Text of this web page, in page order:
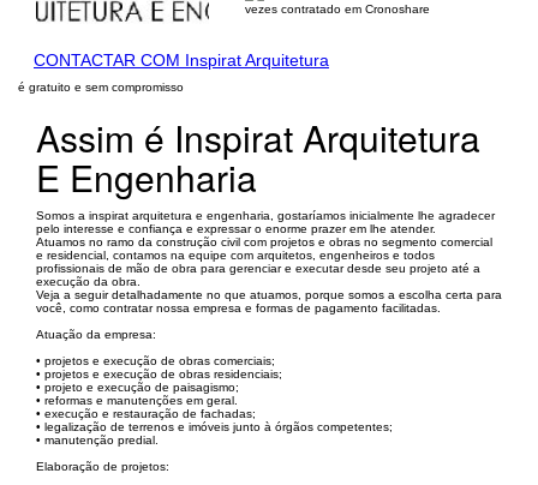
vezes contratado em Cronoshare
CONTACTAR COM Inspirat Arquitetura
é gratuito e sem compromisso
Assim é Inspirat Arquitetura
E Engenharia
Somos a inspirat arquitetura e engenharia, gostaríamos inicialmente lhe agradecer
pelo interesse e confiança e expressar o enorme prazer em lhe atender.
Atuamos no ramo da construção civil com projetos e obras no segmento comercial
e residencial, contamos na equipe com arquitetos, engenheiros e todos
profissionais de mão de obra para gerenciar e executar desde seu projeto até a
execução da obra.
Veja a seguir detalhadamente no que atuamos, porque somos a escolha certa para
você, como contratar nossa empresa e formas de pagamento facilitadas.
Atuação da empresa:
• projetos e execução de obras comerciais;
• projetos e execução de obras residenciais;
• projeto e execução de paisagismo;
• reformas e manutenções em geral.
• execução e restauração de fachadas;
• legalização de terrenos e imóveis junto à órgãos competentes;
• manutenção predial.
Elaboração de projetos: